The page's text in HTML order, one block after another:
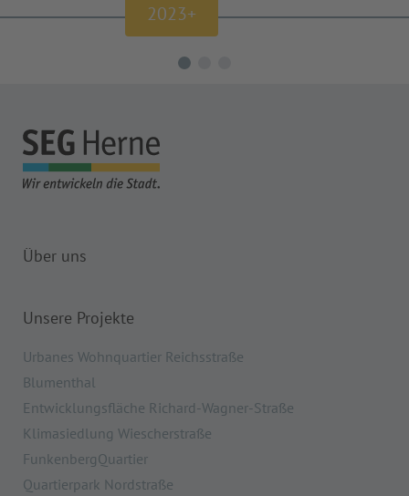
2023+
Über uns
Unsere Projekte
Urbanes Wohnquartier Reichsstraße
Blumenthal
Entwicklungsfläche Richard-Wagner-Straße
Klimasiedlung Wiescherstraße
FunkenbergQuartier
Quartierpark Nordstraße